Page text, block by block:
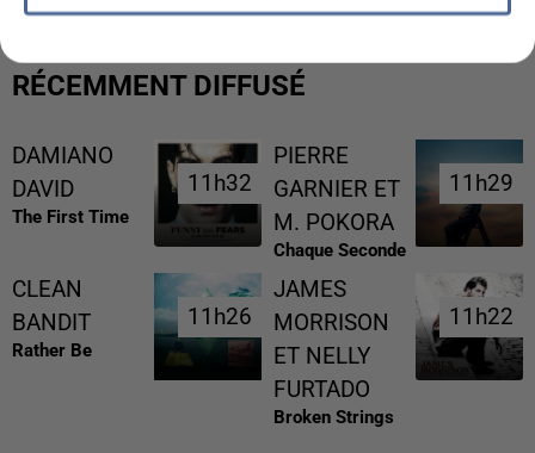
RÉCEMMENT DIFFUSÉ
DAMIANO
DAVID
The First Time
11h32
11h32
PIERRE
GARNIER ET
M. POKORA
Chaque Seconde
11h29
11h29
CLEAN
BANDIT
Rather Be
11h26
11h26
JAMES
MORRISON
ET NELLY
FURTADO
Broken Strings
11h22
11h22